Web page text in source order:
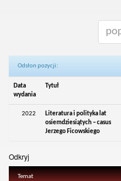
Odsłon pozycji:
Data
wydania
Tytuł
2022
Literatura i polityka lat
osiemdziesiątych – casus
Jerzego Ficowskiego
Odkryj
Temat